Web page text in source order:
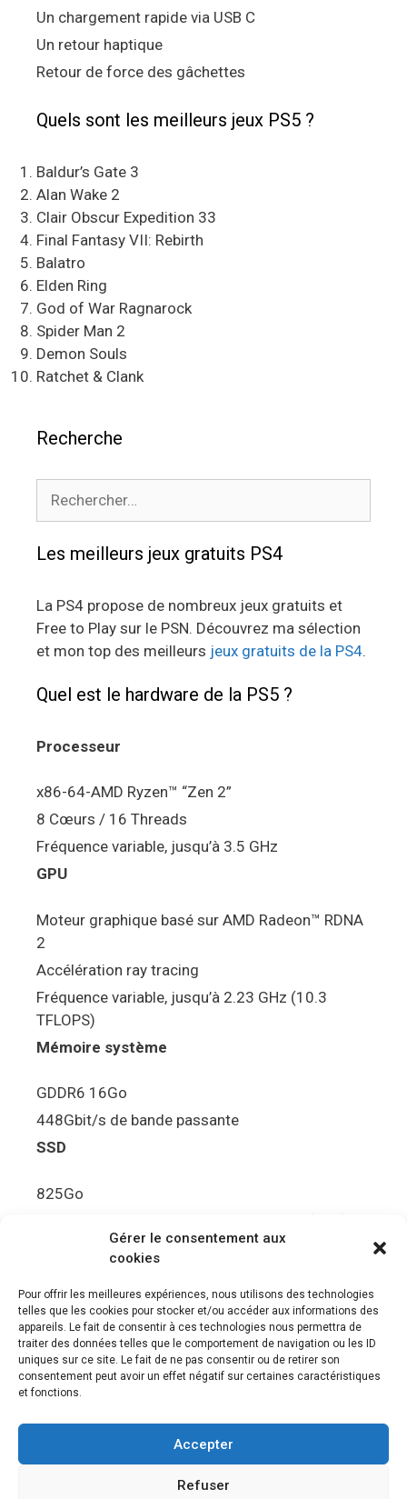
Gérer le consentement aux
cookies
Pour offrir les meilleures expériences, nous utilisons des technologies
telles que les cookies pour stocker et/ou accéder aux informations des
appareils. Le fait de consentir à ces technologies nous permettra de
traiter des données telles que le comportement de navigation ou les ID
uniques sur ce site. Le fait de ne pas consentir ou de retirer son
consentement peut avoir un effet négatif sur certaines caractéristiques
et fonctions.
Accepter
Refuser
Un chargement rapide via USB C
Un retour haptique
Retour de force des gâchettes
Quels sont les meilleurs jeux PS5 ?
Baldur’s Gate 3
Alan Wake 2
Clair Obscur Expedition 33
Final Fantasy VII: Rebirth
Balatro
Elden Ring
God of War Ragnarock
Spider Man 2
Demon Souls
Ratchet & Clank
Recherche
Les meilleurs jeux gratuits PS4
La PS4 propose de nombreux jeux gratuits et
Free to Play sur le PSN. Découvrez ma sélection
et mon top des meilleurs jeux gratuits de la PS4.
Quel est le hardware de la PS5 ?
Processeur
x86-64-AMD Ryzen™ “Zen 2”
8 Cœurs / 16 Threads
Fréquence variable, jusqu’à 3.5 GHz
GPU
Moteur graphique basé sur AMD Radeon™ RDNA
2
Accélération ray tracing
Fréquence variable, jusqu’à 2.23 GHz (10.3
TFLOPS)
Mémoire système
GDDR6 16Go
448Gbit/s de bande passante
SSD
825Go
5.5Gbit/s de bande passante en lecture (Brut)
Disque de jeu PS5
Ultra HD Blu-ray™, jusqu’à 100Go/disque
Sortie vidéo
Compatibilité avec les téléviseurs 4K 120Hz et
8K, VRR (spécification HDMI v. 2.1)
“Tempest” 3D AudioTec